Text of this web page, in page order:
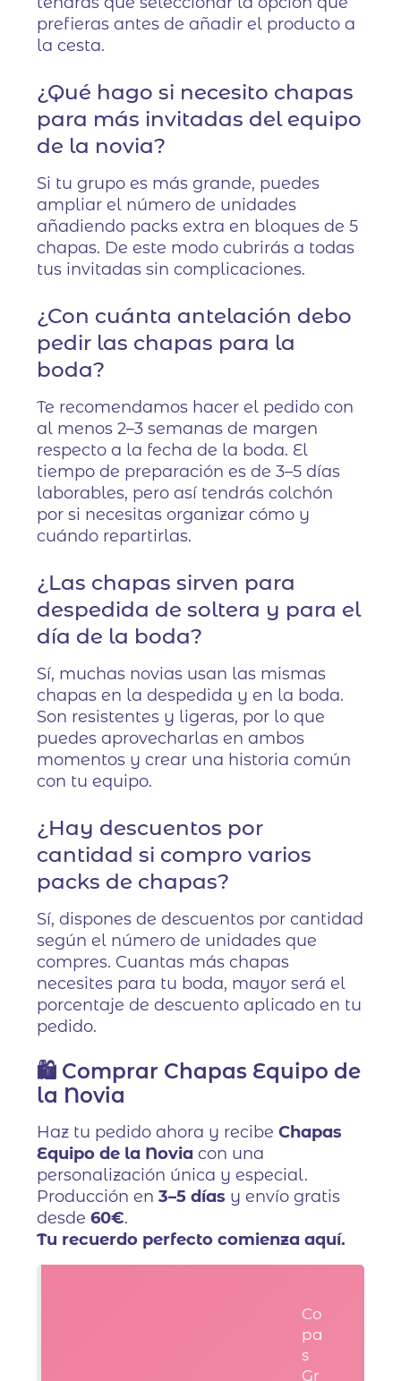
prefieras antes de añadir el producto a
la cesta.
¿Qué hago si necesito chapas
para más invitadas del equipo
de la novia?
Si tu grupo es más grande, puedes
ampliar el número de unidades
añadiendo packs extra en bloques de 5
chapas. De este modo cubrirás a todas
tus invitadas sin complicaciones.
¿Con cuánta antelación debo
pedir las chapas para la
boda?
Te recomendamos hacer el pedido con
al menos 2–3 semanas de margen
respecto a la fecha de la boda. El
tiempo de preparación es de 3–5 días
laborables, pero así tendrás colchón
por si necesitas organizar cómo y
cuándo repartirlas.
¿Las chapas sirven para
despedida de soltera y para el
día de la boda?
Sí, muchas novias usan las mismas
chapas en la despedida y en la boda.
Son resistentes y ligeras, por lo que
puedes aprovecharlas en ambos
momentos y crear una historia común
con tu equipo.
¿Hay descuentos por
cantidad si compro varios
packs de chapas?
Sí, dispones de descuentos por cantidad
según el número de unidades que
compres. Cuantas más chapas
necesites para tu boda, mayor será el
porcentaje de descuento aplicado en tu
pedido.
🛍️ Comprar Chapas Equipo de
la Novia
Haz tu pedido ahora y recibeChapas
Equipo de la Novia con una
personalización única y especial.
Producción en3–5 días y envío gratis
desde60€.
Tu recuerdo perfecto comienza aquí.
Co
pa
s
Gr